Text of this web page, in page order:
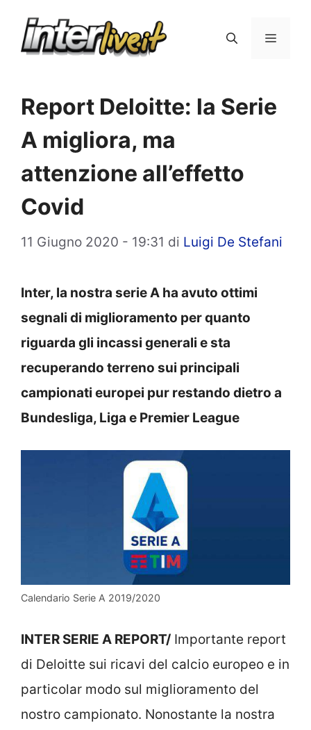
Menu
Report Deloitte: la Serie
A migliora, ma
attenzione all’effetto
Covid
11 Giugno 2020 - 19:31 di Luigi De Stefani
Inter, la nostra serie A ha avuto ottimi
segnali di miglioramento per quanto
riguarda gli incassi generali e sta
recuperando terreno sui principali
campionati europei pur restando dietro a
Bundesliga, Liga e Premier League
Calendario Serie A 2019/2020
INTER SERIE A REPORT/ Importante report
di Deloitte sui ricavi del calcio europeo e in
particolar modo sul miglioramento del
nostro campionato. Nonostante la nostra